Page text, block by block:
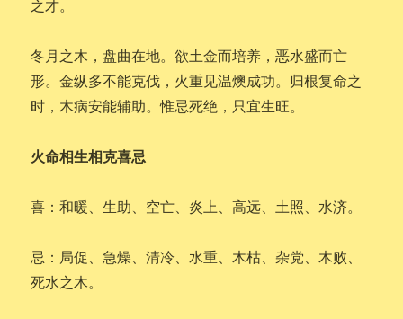
之才。
冬月之木，盘曲在地。欲土金而培养，恶水盛而亡
形。金纵多不能克伐，火重见温燠成功。归根复命之
时，木病安能辅助。惟忌死绝，只宜生旺。
火命相生相克喜忌
喜：和暖、生助、空亡、炎上、高远、土照、水济。
忌：局促、急燥、清冷、水重、木枯、杂党、木败、
死水之木。